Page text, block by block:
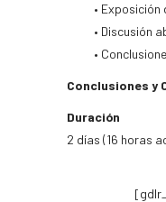
• Exposición
• Discusión
•
Conclusiones y
Duración
2 días (16 horas